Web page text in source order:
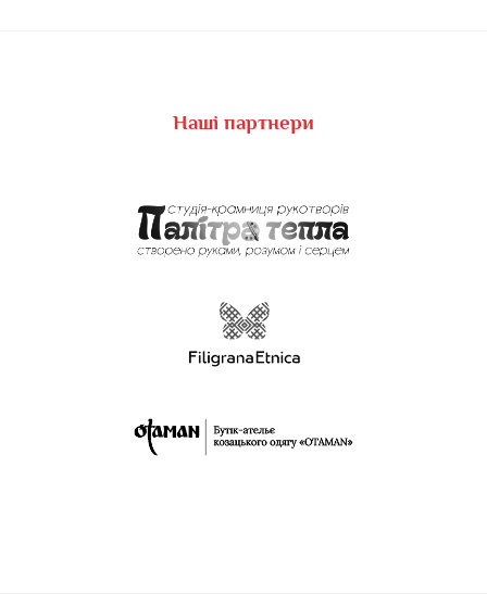
Наші партнери